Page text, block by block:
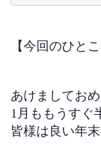
【今回のひとこ
あけましてお
1月ももうすぐ
皆様は良い年